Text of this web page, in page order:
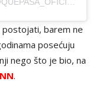
barem ne
posećuju
nego što je bio, na
.